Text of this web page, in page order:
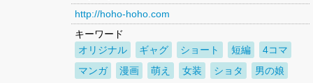
http://hoho-hoho.com
キーワード
オリジナル
ギャグ ショート 短編
4コマ
マンガ
漫画 萌え 女装 ショタ 男の娘